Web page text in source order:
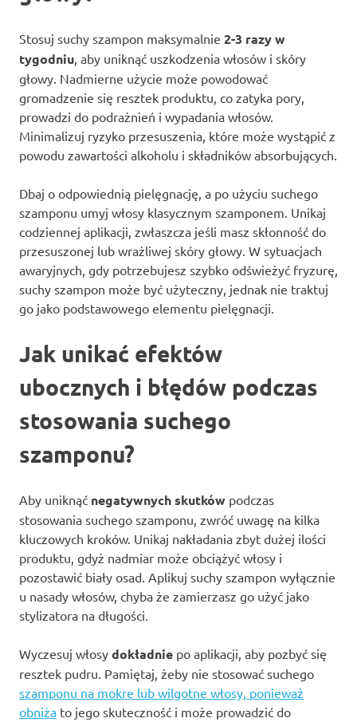
Stosuj suchy szampon maksymalnie 2-3 razy w
tygodniu, aby uniknąć uszkodzenia włosów i skóry
głowy. Nadmierne użycie może powodować
gromadzenie się resztek produktu, co zatyka pory,
prowadzi do podrażnień i wypadania włosów.
Minimalizuj ryzyko przesuszenia, które może wystąpić z
powodu zawartości alkoholu i składników absorbujących.
Dbaj o odpowiednią pielęgnację, a po użyciu suchego
szamponu umyj włosy klasycznym szamponem. Unikaj
codziennej aplikacji, zwłaszcza jeśli masz skłonność do
przesuszonej lub wrażliwej skóry głowy. W sytuacjach
awaryjnych, gdy potrzebujesz szybko odświeżyć fryzurę,
suchy szampon może być użyteczny, jednak nie traktuj
go jako podstawowego elementu pielęgnacji.
Jak unikać efektów
ubocznych i błędów podczas
stosowania suchego
szamponu?
Aby uniknąć negatywnych skutków podczas
stosowania suchego szamponu, zwróć uwagę na kilka
kluczowych kroków. Unikaj nakładania zbyt dużej ilości
produktu, gdyż nadmiar może obciążyć włosy i
pozostawić biały osad. Aplikuj suchy szampon wyłącznie
u nasady włosów, chyba że zamierzasz go użyć jako
stylizatora na długości.
Wyczesuj włosy dokładnie po aplikacji, aby pozbyć się
resztek pudru. Pamiętaj, żeby nie stosować suchego
szamponu na mokre lub wilgotne włosy, ponieważ
obniża to jego skuteczność i może prowadzić do